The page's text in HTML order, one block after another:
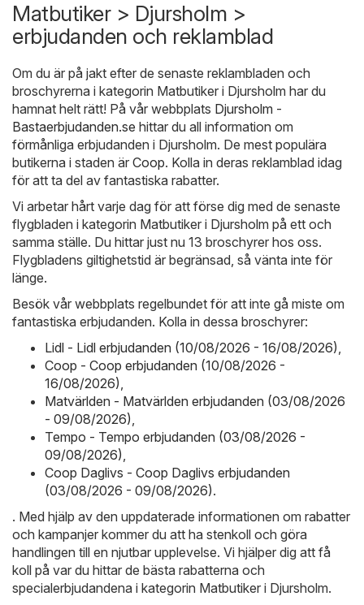
Matbutiker > Djursholm >
erbjudanden och reklamblad
Om du är på jakt efter de senaste reklambladen och
broschyrerna i kategorin Matbutiker i Djursholm har du
hamnat helt rätt! På vår webbplats Djursholm -
Bastaerbjudanden.se hittar du all information om
förmånliga erbjudanden i Djursholm. De mest populära
butikerna i staden är Coop. Kolla in deras reklamblad idag
för att ta del av fantastiska rabatter.
Vi arbetar hårt varje dag för att förse dig med de senaste
flygbladen i kategorin Matbutiker i Djursholm på ett och
samma ställe. Du hittar just nu 13 broschyrer hos oss.
Flygbladens giltighetstid är begränsad, så vänta inte för
länge.
Besök vår webbplats regelbundet för att inte gå miste om
fantastiska erbjudanden. Kolla in dessa broschyrer:
Lidl - Lidl erbjudanden (10/08/2026 - 16/08/2026),
Coop - Coop erbjudanden (10/08/2026 -
16/08/2026),
Matvärlden - Matvärlden erbjudanden (03/08/2026
- 09/08/2026),
Tempo - Tempo erbjudanden (03/08/2026 -
09/08/2026),
Coop Daglivs - Coop Daglivs erbjudanden
(03/08/2026 - 09/08/2026).
. Med hjälp av den uppdaterade informationen om rabatter
och kampanjer kommer du att ha stenkoll och göra
handlingen till en njutbar upplevelse. Vi hjälper dig att få
koll på var du hittar de bästa rabatterna och
specialerbjudandena i kategorin Matbutiker i Djursholm.